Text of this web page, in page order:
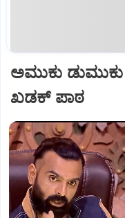
ಅಮುಕು
ಖಡಕ್ ಪಾಠ